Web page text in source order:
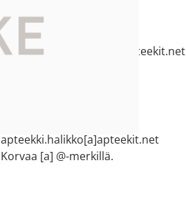
Salon verkkoapteekki
044 73 77 200
salon.verkkoapteekki[a]apteekit.net
apteekki.halikko[a]apteekit.net
Korvaa [a] @-merkillä.